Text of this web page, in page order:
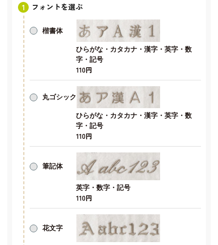
フォントを選ぶ
楷書体
ひらがな・カタカナ・漢字・英字・数
字・記号
110円
丸ゴシック
ひらがな・カタカナ・漢字・英字・数
字・記号
110円
筆記体
英字・数字・記号
110円
花文字